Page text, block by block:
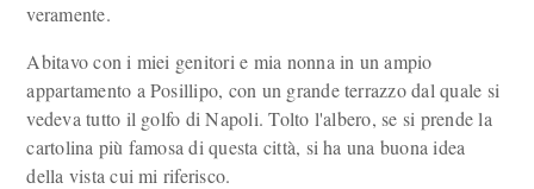
veramente.
Abitavo con i miei genitori e mia nonna in un ampio
appartamento a Posillipo, con un grande terrazzo dal quale si
vedeva tutto il golfo di Napoli. Tolto l'albero, se si prende la
cartolina più famosa di questa città, si ha una buona idea
della vista cui mi riferisco.